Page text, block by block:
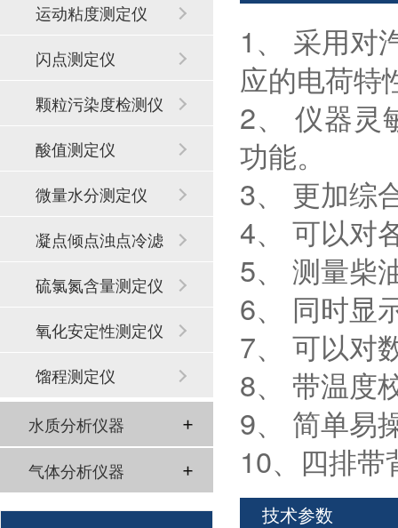
1、 采用对
应的电荷特
2、 仪器灵
功能。
3、 更加综
4、 可以对
5、 测量柴
6、 同时显
7、 可以对
8、 带温度
9、 简单易
10、四排
技术参数
运动粘度测定仪
闪点测定仪
颗粒污染度检测仪
酸值测定仪
微量水分测定仪
凝点倾点浊点冷滤
点
硫氯氮含量测定仪
氧化安定性测定仪
馏程测定仪
水质分析仪器
气体分析仪器